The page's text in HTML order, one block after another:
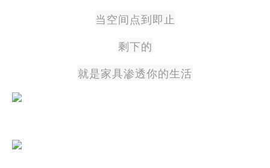
当空间点到即止
剩下的
就是家具渗透你的生活